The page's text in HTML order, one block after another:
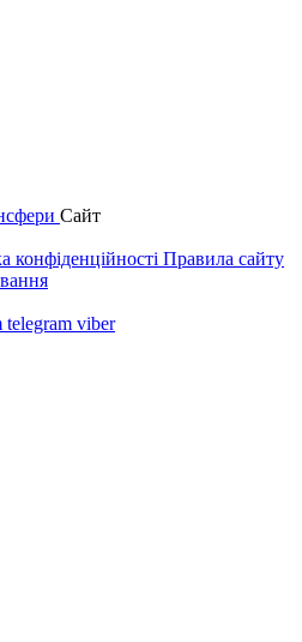
Сайт
конфіденційності Правила сайту
telegram viber